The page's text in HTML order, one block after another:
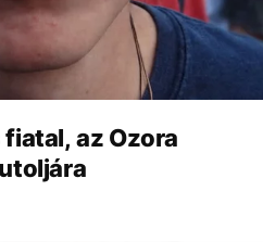
az Ozora